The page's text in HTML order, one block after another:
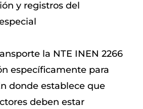
y registros del
la NTE INEN 2266
específicamente para
donde establece que
deben estar